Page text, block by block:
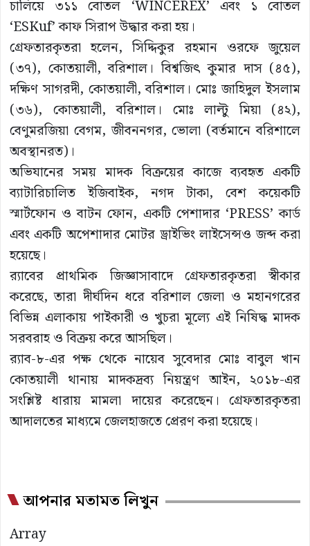
চালিয়ে ৩১১ বোতল ‘WINCEREX’ এবং ১ বোতল
‘ESKuf’ কাফ সিরাপ উদ্ধার করা হয়।
গ্রেফতারকৃতরা হলেন, সিদ্দিকুর রহমান ওরফে জুয়েল
(৩৭), কোতয়ালী, বরিশাল। বিশ্বজিৎ কুমার দাস (৪৫),
দক্ষিণ সাগরদী, কোতয়ালী, বরিশাল। মোঃ জাহিদুল ইসলাম
(৩৬), কোতয়ালী, বরিশাল। মোঃ লাল্টু মিয়া (৪২),
বেণুমরজিয়া বেগম, জীবননগর, ভোলা (বর্তমানে বরিশালে
অবস্থানরত)।
অভিযানের সময় মাদক বিক্রয়ের কাজে ব্যবহৃত একটি
ব্যাটারিচালিত ইজিবাইক, নগদ টাকা, বেশ কয়েকটি
স্মার্টফোন ও বাটন ফোন, একটি পেশাদার ‘PRESS’ কার্ড
এবং একটি অপেশাদার মোটর ড্রাইভিং লাইসেন্সও জব্দ করা
হয়েছে।
র‍্যাবের প্রাথমিক জিজ্ঞাসাবাদে গ্রেফতারকৃতরা স্বীকার
করেছে, তারা দীর্ঘদিন ধরে বরিশাল জেলা ও মহানগরের
বিভিন্ন এলাকায় পাইকারী ও খুচরা মূল্যে এই নিষিদ্ধ মাদক
সরবরাহ ও বিক্রয় করে আসছিল।
র‍্যাব-৮-এর পক্ষ থেকে নায়েব সুবেদার মোঃ বাবুল খান
কোতয়ালী থানায় মাদকদ্রব্য নিয়ন্ত্রণ আইন, ২০১৮-এর
সংশ্লিষ্ট ধারায় মামলা দায়ের করেছেন। গ্রেফতারকৃতরা
আদালতের মাধ্যমে জেলহাজতে প্রেরণ করা হয়েছে।
আপনার মতামত লিখুন
Array